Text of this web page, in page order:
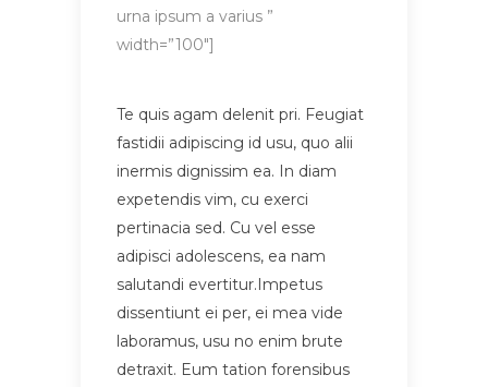
urna ipsum a varius ”
width=”100″]
Te quis agam delenit pri. Feugiat
fastidii adipiscing id usu, quo alii
inermis dignissim ea. In diam
expetendis vim, cu exerci
pertinacia sed. Cu vel esse
adipisci adolescens, ea nam
salutandi evertitur.Impetus
dissentiunt ei per, ei mea vide
laboramus, usu no enim brute
detraxit. Eum tation forensibus